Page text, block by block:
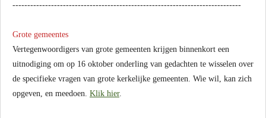
-----------------------------------------------------------------------------
Grote gemeentes
Vertegenwoordigers van grote gemeenten krijgen binnenkort een
uitnodiging om op 16 oktober onderling van gedachten te wisselen over
de specifieke vragen van grote kerkelijke gemeenten. Wie wil, kan zich
opgeven, en meedoen. Klik hier.